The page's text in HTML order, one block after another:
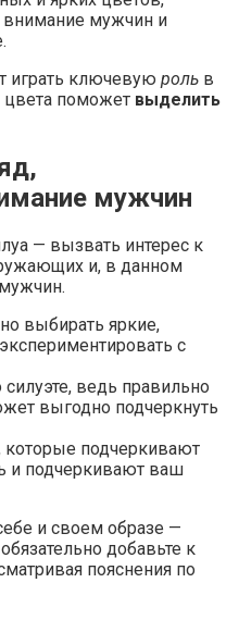
внимание мужчин и
играть ключевую роль в
поможет выделить
мужчин
— вызвать интерес к
и, в данном
выбирать яркие,
с
ведь правильно
выгодно подчеркнуть
которые подчеркивают
и подчеркивают ваш
и своем образе —
добавьте к
пояснения по